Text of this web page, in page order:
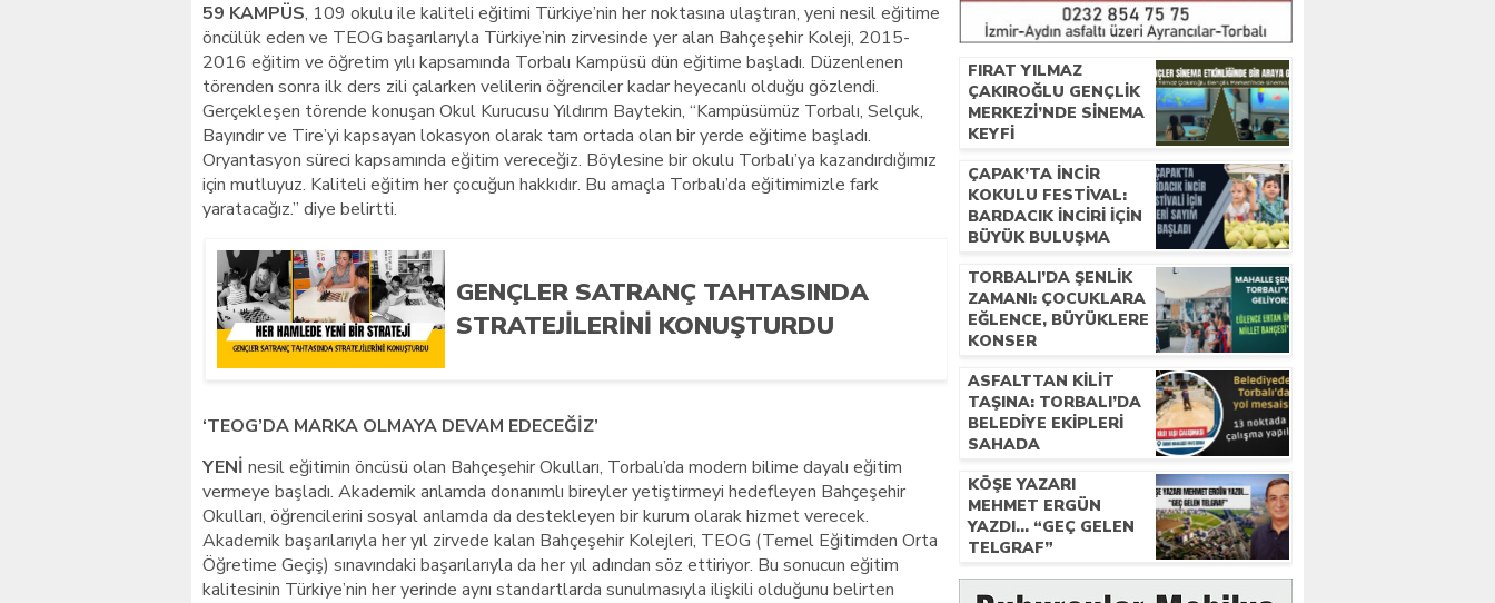
59 KAMPÜS, 109 okulu ile kaliteli eğitimi Türkiye’nin her noktasına ulaştıran, yeni nesil eğitime
öncülük eden ve TEOG başarılarıyla Türkiye’nin zirvesinde yer alan Bahçeşehir Koleji, 2015-
2016 eğitim ve öğretim yılı kapsamında Torbalı Kampüsü dün eğitime başladı. Düzenlenen
törenden sonra ilk ders zili çalarken velilerin öğrenciler kadar heyecanlı olduğu gözlendi.
Gerçekleşen törende konuşan Okul Kurucusu Yıldırım Baytekin, “Kampüsümüz Torbalı, Selçuk,
Bayındır ve Tire’yi kapsayan lokasyon olarak tam ortada olan bir yerde eğitime başladı.
Oryantasyon süreci kapsamında eğitim vereceğiz. Böylesine bir okulu Torbalı’ya kazandırdığımız
için mutluyuz. Kaliteli eğitim her çocuğun hakkıdır. Bu amaçla Torbalı’da eğitimimizle fark
yaratacağız.” diye belirtti.
GENÇLER SATRANÇ TAHTASINDA
STRATEJILERINI KONUŞTURDU
‘TEOG’DA MARKA OLMAYA DEVAM EDECEĞİZ’
YENİ nesil eğitimin öncüsü olan Bahçeşehir Okulları, Torbalı’da modern bilime dayalı eğitim
vermeye başladı. Akademik anlamda donanımlı bireyler yetiştirmeyi hedefleyen Bahçeşehir
Okulları, öğrencilerini sosyal anlamda da destekleyen bir kurum olarak hizmet verecek.
Akademik başarılarıyla her yıl zirvede kalan Bahçeşehir Kolejleri, TEOG (Temel Eğitimden Orta
Öğretime Geçiş) sınavındaki başarılarıyla da her yıl adından söz ettiriyor. Bu sonucun eğitim
kalitesinin Türkiye’nin her yerinde aynı standartlarda sunulmasıyla ilişkili olduğunu belirten
FIRAT YILMAZ
ÇAKIROĞLU GENÇLIK
MERKEZI’NDE SINEMA
KEYFI
ÇAPAK’TA INCIR
KOKULU FESTIVAL:
BARDACIK İNCIRI IÇIN
BÜYÜK BULUŞMA
TORBALI’DA ŞENLIK
ZAMANI: ÇOCUKLARA
EĞLENCE, BÜYÜKLERE
KONSER
ASFALTTAN KILIT
TAŞINA: TORBALI’DA
BELEDIYE EKIPLERI
SAHADA
KÖŞE YAZARI
MEHMET ERGÜN
YAZDI… “GEÇ GELEN
TELGRAF”